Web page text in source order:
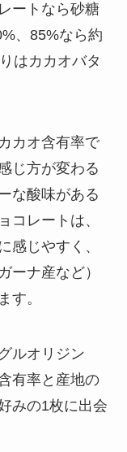
ートなら砂糖
、85%なら約
はカカオバタ
カオ含有率で
じ方が変わる
な酸味がある
コレートは、
感じやすく、
ーナ産など）
す。
ルオリジン
有率と産地の
みの1枚に出会